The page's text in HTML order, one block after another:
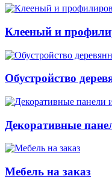
Клееный и
Обустройство
Декоративные
Мебель на заказ